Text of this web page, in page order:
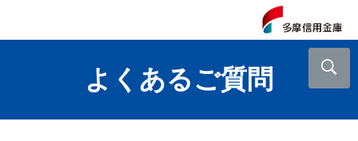
よくあるご質問